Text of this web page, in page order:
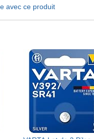
avec ce produit